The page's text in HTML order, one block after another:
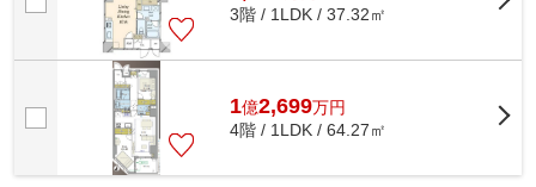
3階 / 1LDK / 37.32㎡
1億2,699万円
4階 / 1LDK / 64.27㎡